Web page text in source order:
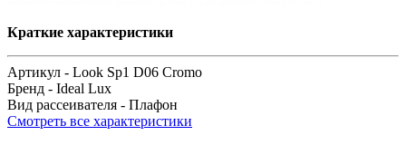
Краткие характеристики
Артикул - Look Sp1 D06 Cromo
Бренд - Ideal Lux
Вид рассеивателя - Плафон
Смотреть все характеристики